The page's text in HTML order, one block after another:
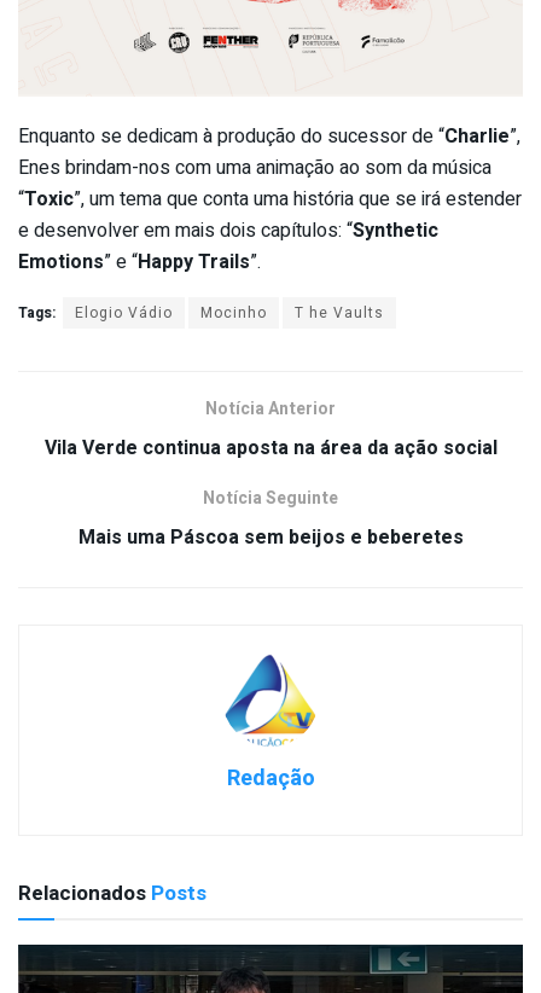
Enquanto se dedicam à produção do sucessor de “Charlie”,
Enes brindam-nos com uma animação ao som da música
“Toxic”, um tema que conta uma história que se irá estender
e desenvolver em mais dois capítulos: “Synthetic
Emotions” e “Happy Trails”.
Tags: Elogio Vádio Mocinho T he Vaults
Notícia Anterior
Vila Verde continua aposta na área da ação social
Notícia Seguinte
Mais uma Páscoa sem beijos e beberetes
Redação
Relacionados Posts